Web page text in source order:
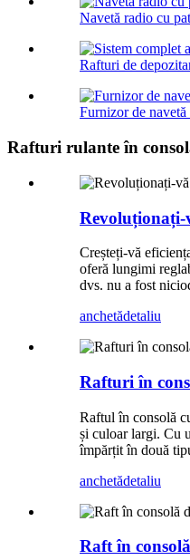
Navetă radio cu
Rafturi de
Furnizor de
Rafturi rulante în
Revoluționați-
Creșteți-vă
oferă lungimi
dvs. nu a fost
anchetădetaliu
Rafturi în
Raftul în consolă
și culoar largi. Cu
împărțit în două
anchetădetaliu
Raft în